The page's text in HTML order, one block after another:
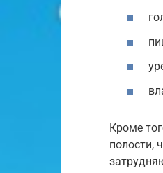
Кроме
полости,